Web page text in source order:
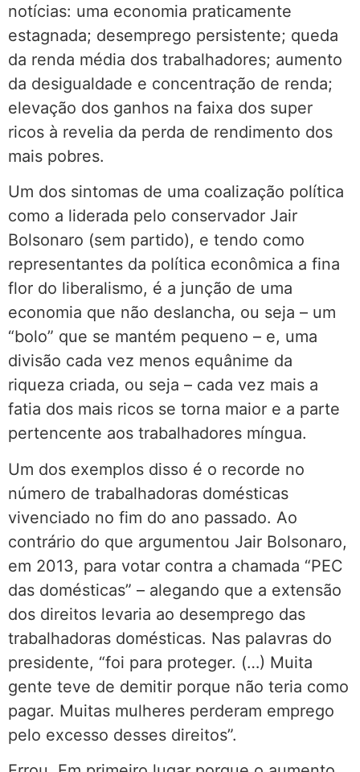
notícias: uma economia praticamente
estagnada; desemprego persistente; queda
da renda média dos trabalhadores; aumento
da desigualdade e concentração de renda;
elevação dos ganhos na faixa dos super
ricos à revelia da perda de rendimento dos
mais pobres.
Um dos sintomas de uma coalização política
como a liderada pelo conservador Jair
Bolsonaro (sem partido), e tendo como
representantes da política econômica a fina
flor do liberalismo, é a junção de uma
economia que não deslancha, ou seja – um
“bolo” que se mantém pequeno – e, uma
divisão cada vez menos equânime da
riqueza criada, ou seja – cada vez mais a
fatia dos mais ricos se torna maior e a parte
pertencente aos trabalhadores míngua.
Um dos exemplos disso é o recorde no
número de trabalhadoras domésticas
vivenciado no fim do ano passado. Ao
contrário do que argumentou Jair Bolsonaro,
em 2013, para votar contra a chamada “PEC
das domésticas” – alegando que a extensão
dos direitos levaria ao desemprego das
trabalhadoras domésticas. Nas palavras do
presidente, “foi para proteger. (…) Muita
gente teve de demitir porque não teria como
pagar. Muitas mulheres perderam emprego
pelo excesso desses direitos”.